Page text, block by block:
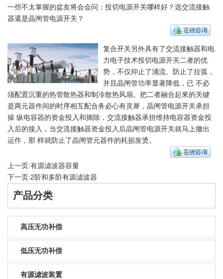
一些不太掌握的盆友将会会问：投切电源开关哪样好？选交流接触
器還是晶闸管电源开关？
复合开关另外具有了交流接触器和电
力电子技术投切电源开关二者的优
势，不仅抑止了涌流、防止了拉弧，
并且晶闸管功率显著降低，已 不必
须配置沉重的热管散热器和制冷散热风扇。把二者融合起來的关键
是两元器件间的时序相互配合务必心有灵犀，晶闸管电源开关承担
操 纵电容器的资金投入和摘除，交流接触器承担维持电容器资金投
入后的接入，当交流接触器资金投入后晶闸管电源开关就马上撤出
运作，那 样就防止了晶闸管元器件的耗损发烫。
上一页:有源滤波器容量
下一页:2阶和多阶有源滤波器
产品分类
高压无功补偿
低压无功补偿
有源滤波装置